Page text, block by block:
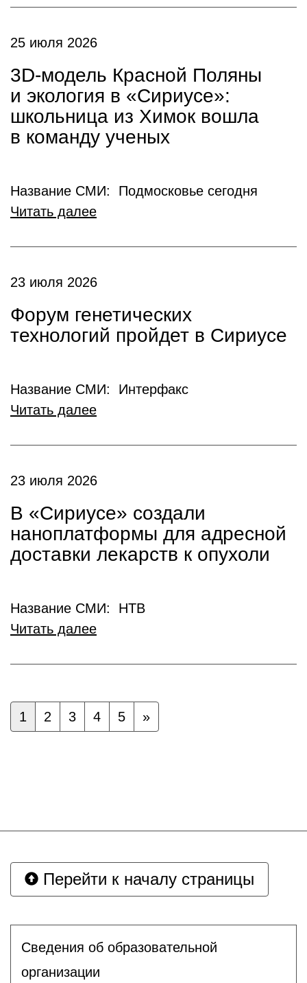
25 июля 2026
3D-модель Красной Поляны
и экология в «Сириусе»:
школьница из Химок вошла
в команду ученых
Название СМИ: Подмосковье сегодня
Читать далее
23 июля 2026
Форум генетических
технологий пройдет в Сириусе
Название СМИ: Интерфакс
Читать далее
23 июля 2026
В «Сириусе» создали
наноплатформы для адресной
доставки лекарств к опухоли
Название СМИ: НТВ
Читать далее
1 2 3 4 5 »
Перейти к началу страницы
Сведения об образовательной
организации